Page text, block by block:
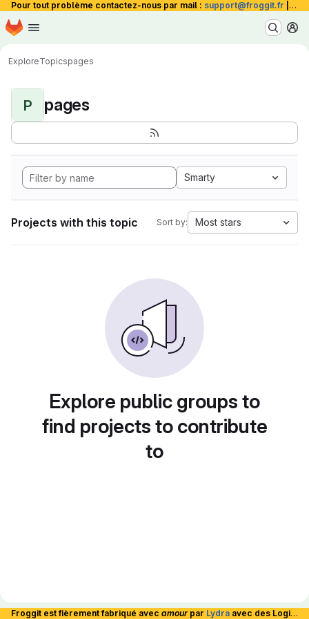
Pour tout problème contactez-nous par mail : support@froggit.fr La
Skip to main content
Homepage
ExploreTopicspages
P pages
Smarty
Projects with this topic Sort by: Most stars
Explore public groups to
find projects to contribute
to
Froggit est fièrement fabriqué avec amour par Lydra avec des Logiciels Libres et hébergé en